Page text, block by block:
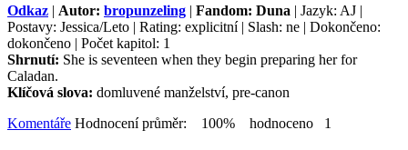
Odkaz | Autor: bropunzeling | Fandom: Duna | Jazyk: AJ |
Postavy: Jessica/Leto | Rating: explicitní | Slash: ne | Dokončeno:
dokončeno | Počet kapitol: 1
Shrnutí: She is seventeen when they begin preparing her for
Caladan.
Klíčová slova: domluvené manželství, pre-canon
Komentáře Hodnocení průměr: 100% hodnoceno 1